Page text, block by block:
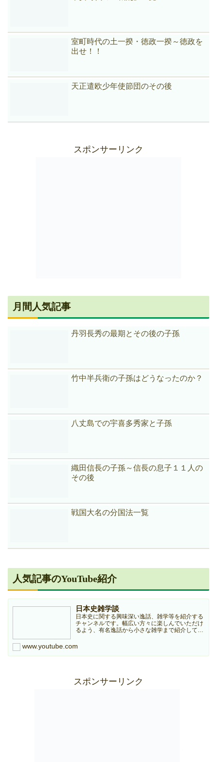
室町時代の土一揆・徳政一揆～徳政を
出せ！！
天正遣欧少年使節団のその後
スポンサーリンク
月間人気記事
丹羽長秀の最期とその後の子孫
竹中半兵衛の子孫はどうなったのか？
八丈島での宇喜多秀家と子孫
織田信長の子孫～信長の息子１１人の
その後
戦国大名の分国法一覧
人気記事のYouTube紹介
日本史雑学談
日本史に関する興味深い逸話、雑学等を紹介する
チャンネルです。幅広い方々に楽しんでいただけ
るよう、有名逸話から小さな雑学まで紹介してい
ンネルは個人ブログ『日本史雑学庵』の記事を元
に作成していますので...
www.youtube.com
スポンサーリンク